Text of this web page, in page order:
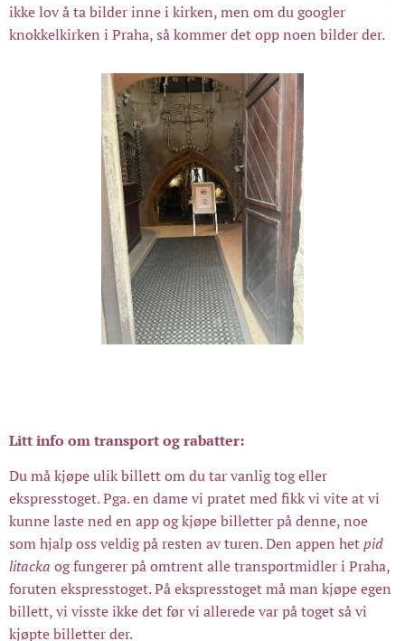
ikke lov å ta bilder inne i kirken, men om du googler
knokkelkirken i Praha, så kommer det opp noen bilder der.
Litt info om transport og rabatter:
Du må kjøpe ulik billett om du tar vanlig tog eller
ekspresstoget. Pga. en dame vi pratet med fikk vi vite at vi
kunne laste ned en app og kjøpe billetter på denne, noe
som hjalp oss veldig på resten av turen. Den appen hetpid
litacka og fungerer på omtrent alle transportmidler i Praha,
foruten ekspresstoget. På ekspresstoget må man kjøpe egen
billett, vi visste ikke det før vi allerede var på toget så vi
kjøpte billetter der.